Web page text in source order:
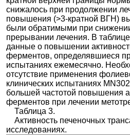
снижалось при продолжении
повышения (>3-кратной ВГН)
были обратимыми при
прерывании лечения. В
данные о повышении
ферментов, определявшиеся
испытаниях ежемесячно.
отсутствие применения
клинических испытаниях
большей частотой повышения
ферментов при лечении
Таблица 3.
Активность печеночных
исследованиях.